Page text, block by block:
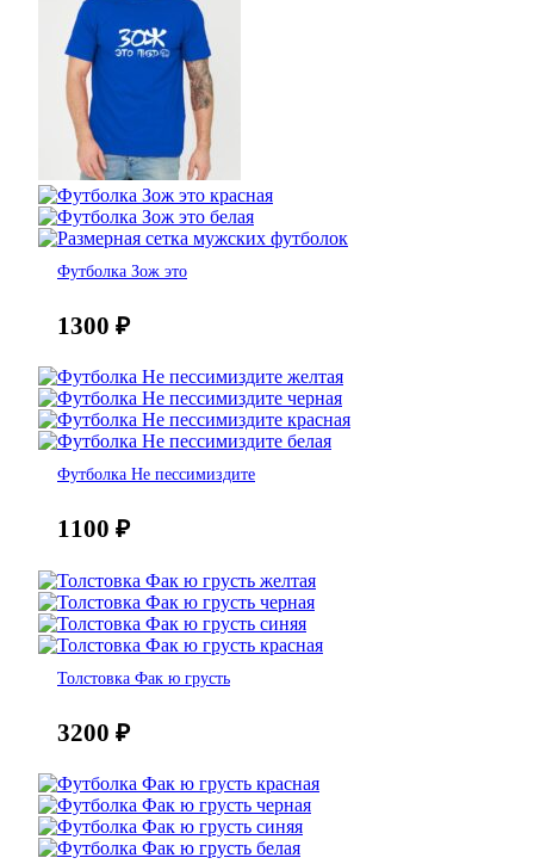
Футболка Зож это
1300 ₽
Футболка Не пессимиздите
1100 ₽
Толстовка Фак ю грусть
3200 ₽